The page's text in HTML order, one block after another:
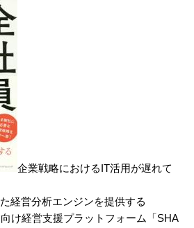
企業戦略におけるIT活用が遅れて
経営分析エンジンを提供する
け経営支援プラットフォーム「SHA